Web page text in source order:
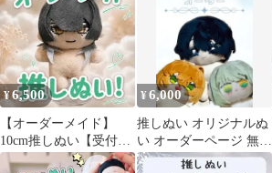
¥6,500
【オーダーメイド】
10cm推しぬい【受付
中！】
¥6,000
推しぬい オリジナルぬ
い オーダーページ 無属
性 ぬい